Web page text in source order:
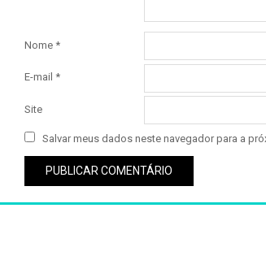
Nome *
E-mail *
Site
Salvar meus dados neste navegador para a